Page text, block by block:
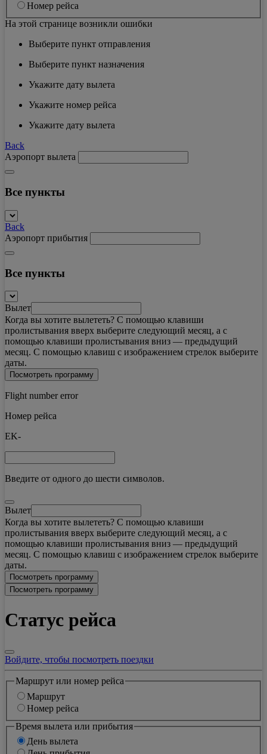
Номер рейса
На этой странице возникли ошибки
Выберите пункт отправления
Выберите пункт назначения
Укажите дату вылета
Укажите номер рейса
Укажите дату вылета
Back
Аэропорт вылета
Все пункты
Back
Аэропорт прибытия
Все пункты
Вылет
Когда вы хотите вылететь? С помощью клавиши
пролистывания вверх выберите следующий месяц, а с
помощью клавиши пролистывания вниз — предыдущий
месяц. С помощью клавиш с изображением стрелок выберите
даты.
Посмотреть программу
Flight number error
Номер рейса
EK-
Введите от одного до шести символов.
Вылет
Когда вы хотите вылететь? С помощью клавиши
пролистывания вверх выберите следующий месяц, а с
помощью клавиши пролистывания вниз — предыдущий
месяц. С помощью клавиш с изображением стрелок выберите
даты.
Посмотреть программу
Посмотреть программу
Статус рейса
Войдите, чтобы посмотреть поездки
Маршрут или номер рейса
Маршрут
Номер рейса
Время вылета или прибытия
День вылета